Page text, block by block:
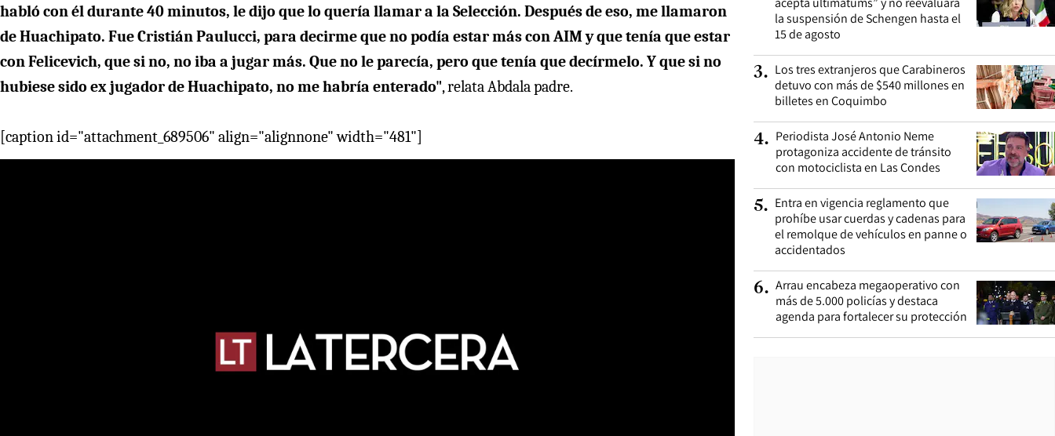
habló con él durante 40 minutos, le dijo que lo quería llamar a la Selección. Después de eso, me llamaron
de Huachipato. Fue Cristián Paulucci, para decirme que no podía estar más con AIM y que tenía que estar
con Felicevich, que si no, no iba a jugar más. Que no le parecía, pero que tenía que decírmelo. Y que si no
hubiese sido ex jugador de Huachipato, no me habría enterado", relata Abdala padre.
[caption id="attachment_689506" align="alignnone" width="481"]
la suspensión de Schengen hasta el
15 de agosto
3. Los tres extranjeros que Carabineros
detuvo con más de $540 millones en
billetes en Coquimbo
4. Periodista José Antonio Neme
protagoniza accidente de tránsito
con motociclista en Las Condes
5. Entra en vigencia reglamento que
prohíbe usar cuerdas y cadenas para
el remolque de vehículos en panne o
accidentados
6. Arrau encabeza megaoperativo con
más de 5.000 policías y destaca
agenda para fortalecer su protección